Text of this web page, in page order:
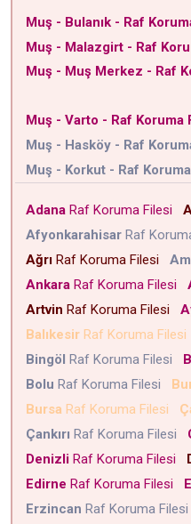
Muş - Bulanık - Raf
Muş - Malazgirt - Raf
Muş - Muş Merkez - Raf
Muş - Varto - Raf Koruma
Muş - Hasköy - Raf
Muş - Korkut - Raf
Adana Raf Koruma Filesi
Afyonkarahisar Raf
Ağrı Raf Koruma Filesi
Ankara Raf Koruma Filesi
Artvin Raf Koruma Filesi
Balıkesir Raf Koruma Filesi
Bingöl Raf Koruma Filesi
Bolu Raf Koruma Filesi
Bursa Raf Koruma Filesi
Çankırı Raf Koruma Filesi
Denizli Raf Koruma Filesi
Edirne Raf Koruma Filesi
Erzincan Raf Koruma Filesi